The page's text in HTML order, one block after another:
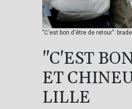
"C'est bon d'être de retour":
"C'EST
ET
LILLE